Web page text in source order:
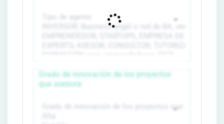
Grado de innovación de los proyectos
que asesora